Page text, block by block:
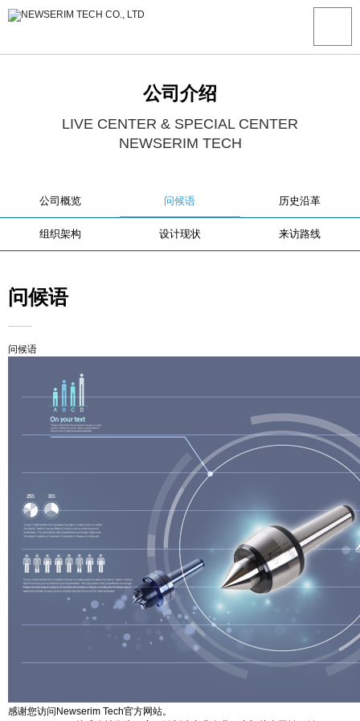
公司介绍
LIVE CENTER & SPECIAL CENTER
NEWSERIM TECH
公司概览 问候语 历史沿革
组织架构 设计现状 来访路线
问候语
问候语
感谢您访问Newserim Tech官方网站。